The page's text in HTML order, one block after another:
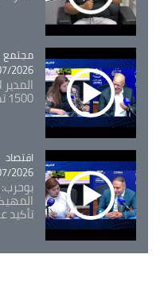
Catégorie
مجتمع
2026 - 10:18
1500 تدخل خلال الموسم الحالي
Catégorie
اقتصاد
2026 - 12:13
بوحرب:
تأكيد